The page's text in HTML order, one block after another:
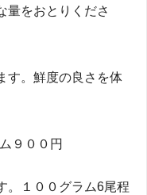
量をおとりくださ
す。鮮度の良さを体
９００円
。１００グラム6尾程